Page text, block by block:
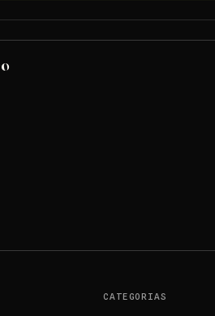
PONCHO PIKACHU PSA 10
CATEGORIAS